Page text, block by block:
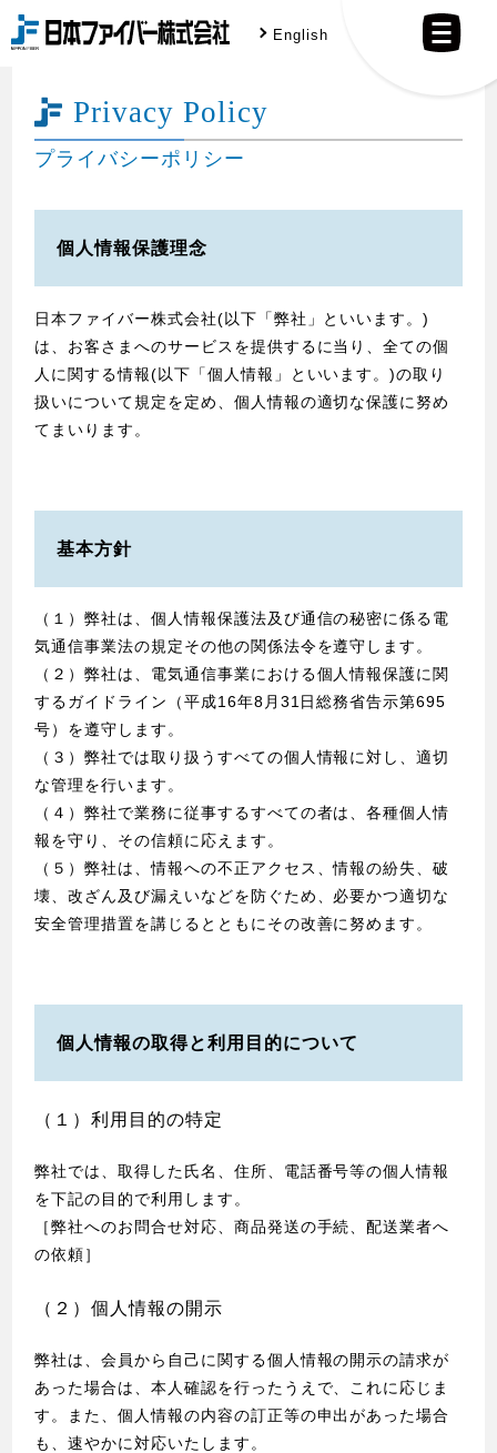
Skip
to
English
Privacy Policy
プライバシーポリシー
個人情報保護理念
日本ファイバー株式会社(以下「弊社」といいます。)
は、お客さまへのサービスを提供するに当り、全ての個
人に関する情報(以下「個人情報」といいます。)の取り
扱いについて規定を定め、個人情報の適切な保護に努め
てまいります。
基本方針
（１）弊社は、個人情報保護法及び通信の秘密に係る電
気通信事業法の規定その他の関係法令を遵守します。
（２）弊社は、電気通信事業における個人情報保護に関
するガイドライン（平成16年8月31日総務省告示第695
号）を遵守します。
（３）弊社では取り扱うすべての個人情報に対し、適切
な管理を行います。
（４）弊社で業務に従事するすべての者は、各種個人情
報を守り、その信頼に応えます。
（５）弊社は、情報への不正アクセス、情報の紛失、破
壊、改ざん及び漏えいなどを防ぐため、必要かつ適切な
安全管理措置を講じるとともにその改善に努めます。
個人情報の取得と利用目的について
（１）利用目的の特定
弊社では、取得した氏名、住所、電話番号等の個人情報
を下記の目的で利用します。
［弊社へのお問合せ対応、商品発送の手続、配送業者へ
の依頼］
（２）個人情報の開示
弊社は、会員から自己に関する個人情報の開示の請求が
あった場合は、本人確認を行ったうえで、これに応じま
す。また、個人情報の内容の訂正等の申出があった場合
も、速やかに対応いたします。